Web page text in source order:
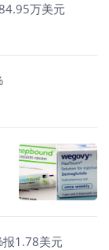
万美元
报1.78美元